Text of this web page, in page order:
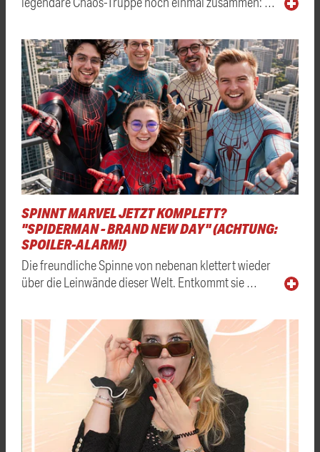
SPINNT MARVEL JETZT KOMPLETT?
"SPIDERMAN - BRAND NEW DAY" (ACHTUNG:
SPOILER-ALARM!)
Die freundliche Spinne von nebenan klettert wieder
über die Leinwände dieser Welt. Entkommt sie …